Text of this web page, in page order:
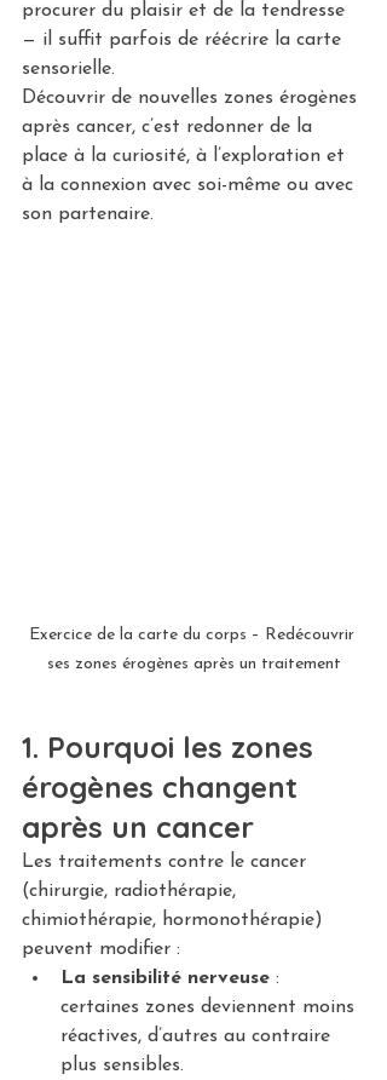
procurer du plaisir et de la tendresse
— il suffit parfois de réécrire la carte
sensorielle.
Découvrir de nouvelles zones érogènes
après cancer, c’est redonner de la
place à la curiosité, à l’exploration et
à la connexion avec soi-même ou avec
son partenaire.
Exercice de la carte du corps – Redécouvrir
ses zones érogènes après un traitement
1. Pourquoi les zones
érogènes changent
après un cancer
Les traitements contre le cancer
(chirurgie, radiothérapie,
chimiothérapie, hormonothérapie)
peuvent modifier :
La sensibilité nerveuse :
certaines zones deviennent moins
réactives, d’autres au contraire
plus sensibles.